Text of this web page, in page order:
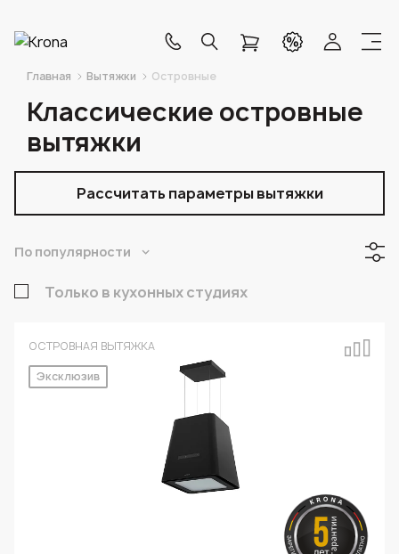
Главная Вытяжки Островные
Классические островные
вытяжки
Рассчитать параметры вытяжки
По популярности
Только в кухонных студиях
ОСТРОВНАЯ ВЫТЯЖКА
Эксклюзив